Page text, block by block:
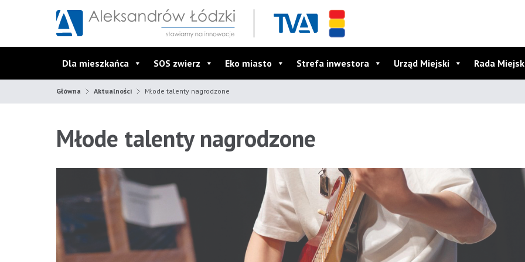
Dla mieszkańca SOS zwierz Eko miasto Strefa inwestora Urząd Miejski Rada
Główna Aktualności Młode talenty nagrodzone
Młode talenty nagrodzone